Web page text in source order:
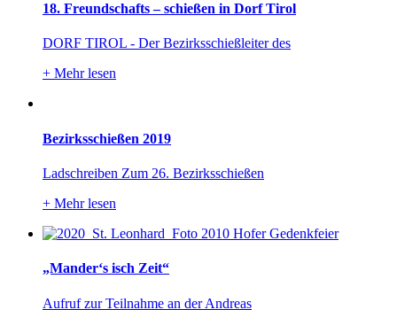
18. Freundschafts – schießen in Dorf Tirol
DORF TIROL - Der Bezirksschießleiter des
+ Mehr lesen
Bezirksschießen 2019
Ladschreiben Zum 26. Bezirksschießen
+ Mehr lesen
„Mander‘s isch Zeit“
Aufruf zur Teilnahme an der Andreas